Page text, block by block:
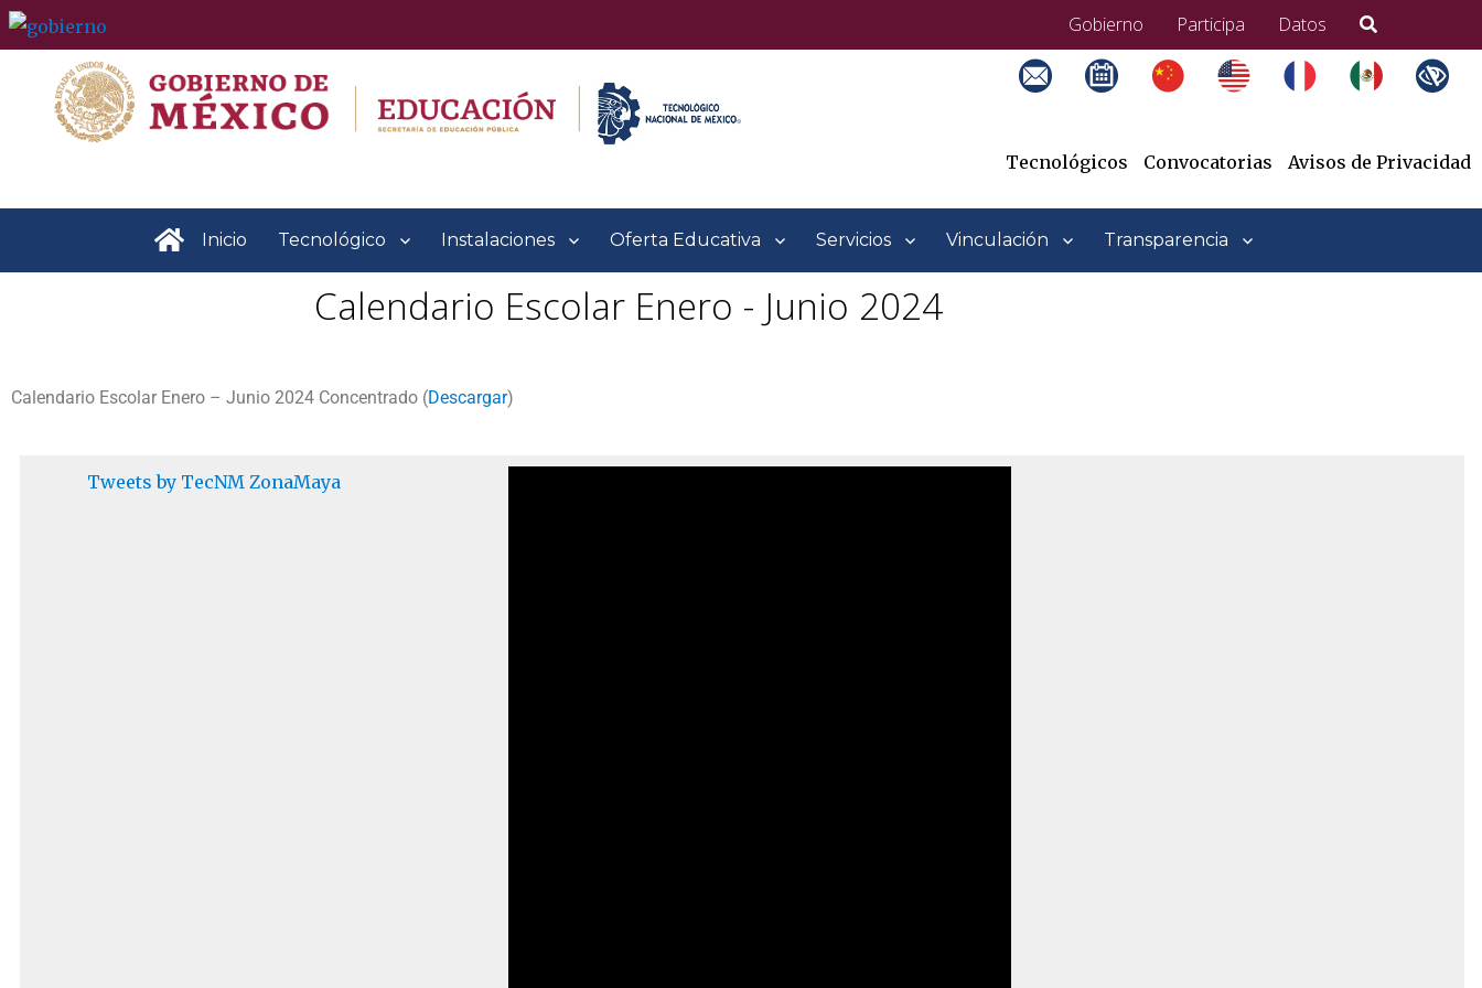
content Gobierno Participa Datos
Tecnológicos Convocatorias Avisos de Privacidad
. Inicio Tecnológico Instalaciones Oferta Educativa Servicios Vinculación Transparencia
Calendario Escolar Enero - Junio 2024
Calendario Escolar Enero – Junio 2024 Concentrado (Descargar)
Tweets by TecNM ZonaMaya